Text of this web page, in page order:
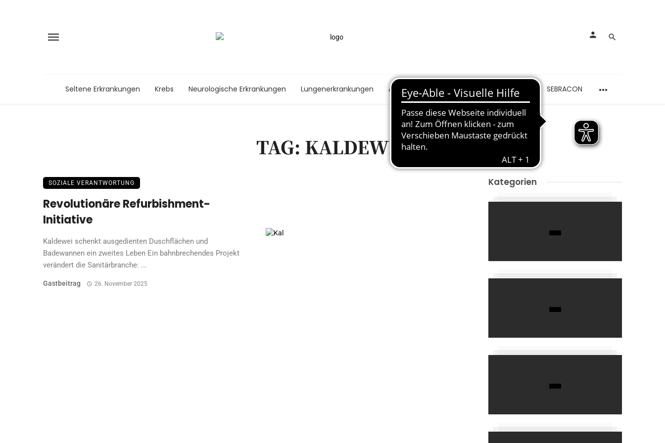
Seltene Erkrankungen Krebs Neurologische Erkrankungen Lungenerkrankungen Autoimmunerkrankungen Schmerzen SEBRACON
TAG: KALDEWEI
SOZIALE VERANTWORTUNG
Revolutionäre Refurbishment-
Initiative
Kaldewei schenkt ausgedienten Duschflächen und
Badewannen ein zweites Leben Ein bahnbrechendes Projekt
verändert die Sanitärbranche: ...
Gastbeitrag 26. November 2025
Kategorien